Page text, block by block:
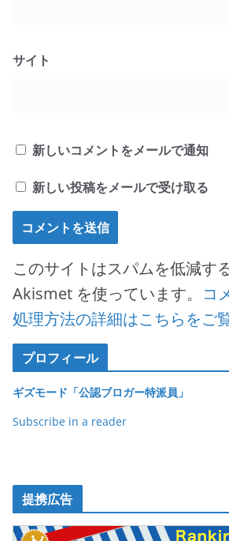
サイト
新しいコメントをメールで通知
新しい投稿をメールで受け取る
このサイトはスパムを低減す
Akismet を使っています。 コ
処理方法の詳細はこちらをご
プロフィール
ギズモード「公認ブロガー特派員」
Subscribe in a reader
提携広告